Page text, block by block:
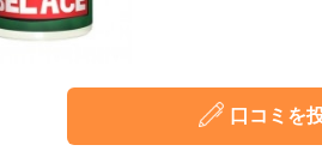
口コミを